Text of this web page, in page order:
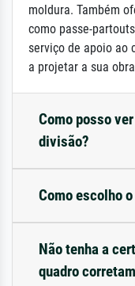
moldura. Também
como passe-
serviço de apoio ao
a projetar a sua
Como posso
divisão?
Como escolho
Não tenha a
quadro